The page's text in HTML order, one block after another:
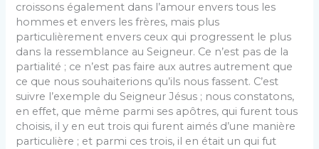
croissons également dans l’amour envers tous les
hommes et envers les frères, mais plus
particulièrement envers ceux qui progressent le plus
dans la ressemblance au Seigneur. Ce n’est pas de la
partialité ; ce n’est pas faire aux autres autrement que
ce que nous souhaiterions qu’ils nous fassent. C’est
suivre l’exemple du Seigneur Jésus ; nous constatons,
en effet, que même parmi ses apôtres, qui furent tous
choisis, il y en eut trois qui furent aimés d’une manière
particulière ; et parmi ces trois, il en était un qui fut